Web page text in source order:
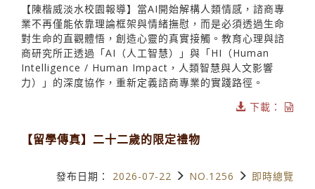
【陳楷威淡水校園報導】當AI開始解構人類情感，諮商專
業不再僅能依靠理論框架與情緒撫慰，而是必須透過生命
對生命的直觀體悟，創造心靈的真實接觸。教育心理與諮
商研究所正透過「AI（人工智慧）」與「HI（Human
Intelligence / Human Impact，人類智慧與人文影響
力）」的深度協作，重新定義諮商專業的實踐路徑。
下載：
【留學傳真】二十二歲的限定禮物
發布日期： 2026-07-22 NO.1256 即時總覽